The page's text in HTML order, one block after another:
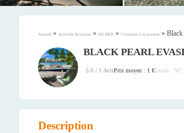
Accueil » Activités & Loisirs » EN MER » Croisières à la journée » Black
BLACK PEARL
5.0 / 1 AvisPrix moyen : 1 €Durée : NC
Description